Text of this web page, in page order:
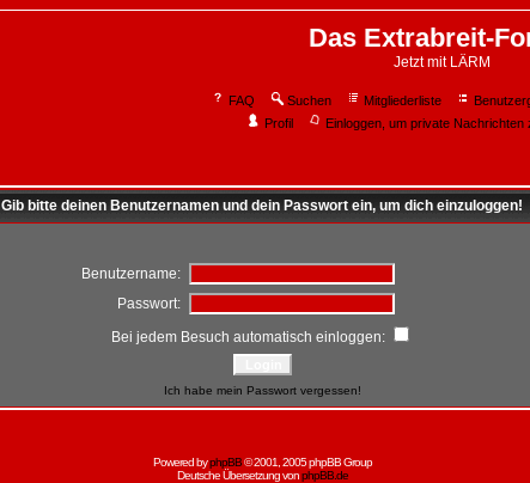
Das Extrabreit-
Jetzt mit LÄRM
FAQ Suchen Mitgliederliste
Profil
Einloggen, um private Nachrichten
Gib bitte deinen Benutzernamen und dein Passwort ein, um dich einzuloggen!
Benutzername:
Passwort:
Bei jedem Besuch automatisch einloggen:
Ich habe mein Passwort vergessen!
Powered byphpBB© 2001, 2005 phpBB Group
Deutsche Übersetzung vonphpBB.de